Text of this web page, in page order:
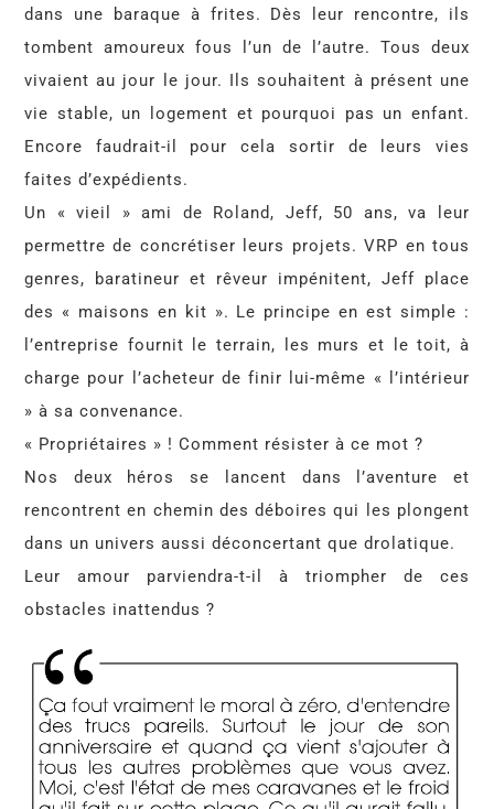
dans une baraque à frites. Dès leur rencontre, ils
tombent amoureux fous l’un de l’autre. Tous deux
vivaient au jour le jour. Ils souhaitent à présent une
vie stable, un logement et pourquoi pas un enfant.
Encore faudrait-il pour cela sortir de leurs vies
faites d’expédients.
Un « vieil » ami de Roland, Jeff, 50 ans, va leur
permettre de concrétiser leurs projets. VRP en tous
genres, baratineur et rêveur impénitent, Jeff place
des « maisons en kit ». Le principe en est simple :
l’entreprise fournit le terrain, les murs et le toit, à
charge pour l’acheteur de finir lui-même « l’intérieur
» à sa convenance.
« Propriétaires » ! Comment résister à ce mot ?
Nos deux héros se lancent dans l’aventure et
rencontrent en chemin des déboires qui les plongent
dans un univers aussi déconcertant que drolatique.
Leur amour parviendra-t-il à triompher de ces
obstacles inattendus ?